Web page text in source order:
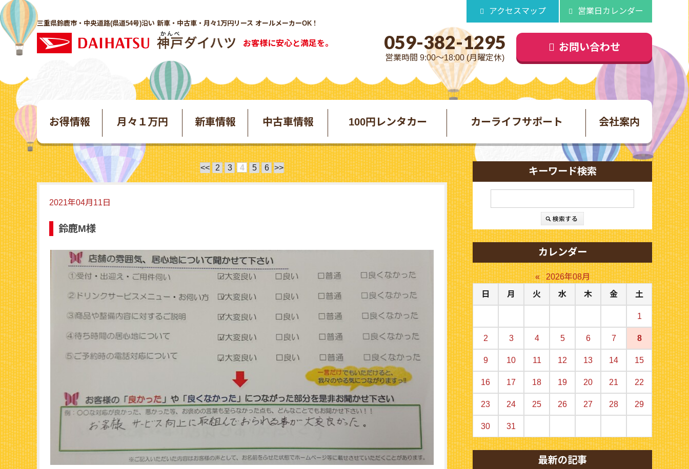
三重県鈴鹿市・中央道路(県道54号)沿い 新車・中古車・月々1万円リース オールメーカーOK！
お客様に安心と満足を。
アクセスマップ 営業日カレンダー
059-382-1295
営業時間 9:00～18:00 (月曜定休)
お問い合わせ
お得情報 月々１万円 新車情報 中古車情報 100円レンタカー カーライフサポート 会社案内
<< 2 3 4 5 6 >>
2021年04月11日
鈴鹿M様
キーワード検索
カレンダー
«
2026年08月
日
月 火 水 木 金 土
1
2 3 4 5 6 7 8
9 10 11 12 13 14 15
16 17 18 19 20 21 22
23 24 25 26 27 28 29
30 31
最新の記事